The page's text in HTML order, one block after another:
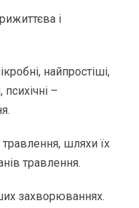
і
найпростіші,
психічні –
травлення, шляхи їх
травлення.
захворюваннях.